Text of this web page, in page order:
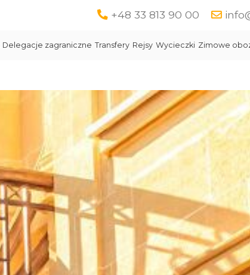
+48 33 813 90 00
Delegacje zagraniczne Transfery Rejsy Wycieczki Zimowe